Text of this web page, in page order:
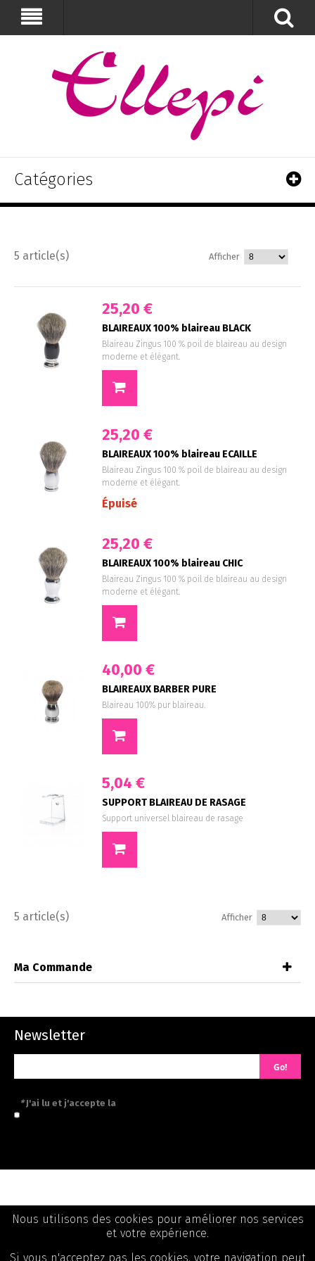
Nous utilisons des cookies pour améliorer nos services
et votre expérience.
Si vous n'acceptez pas les cookies, votre navigation peut
Catégories
5 article(s) Afficher
25,20 €
BLAIREAUX 100% blaireau BLACK
Blaireau Zingus 100 % poil de blaireau au design
moderne et élégant.
25,20 €
BLAIREAUX 100% blaireau ECAILLE
Blaireau Zingus 100 % poil de blaireau au design
moderne et élégant.
Épuisé
25,20 €
BLAIREAUX 100% blaireau CHIC
Blaireau Zingus 100 % poil de blaireau au design
moderne et élégant.
40,00 €
BLAIREAUX BARBER PURE
Blaireau 100% pur blaireau.
5,04 €
SUPPORT BLAIREAU DE RASAGE
Support universel blaireau de rasage
5 article(s) Afficher
Ma Commande
Newsletter
Go!
*J'ai lu et j'accepte la
Informations